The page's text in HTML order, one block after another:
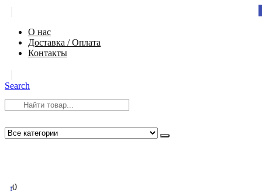
О нас
Доставка / Оплата
Контакты
Search
00